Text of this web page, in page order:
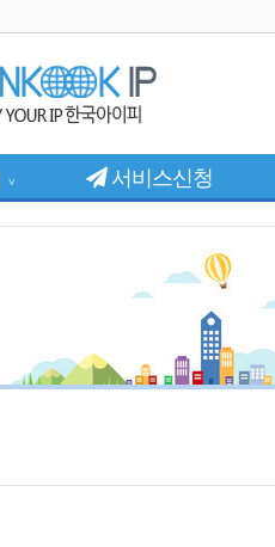
∨ 서비스신청